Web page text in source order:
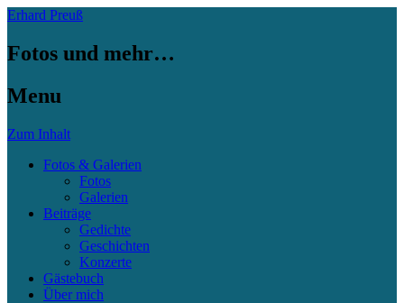
Erhard Preuß
Fotos und mehr…
Menu
Zum Inhalt
Fotos & Galerien
Fotos
Galerien
Beiträge
Gedichte
Geschichten
Konzerte
Gästebuch
Über mich